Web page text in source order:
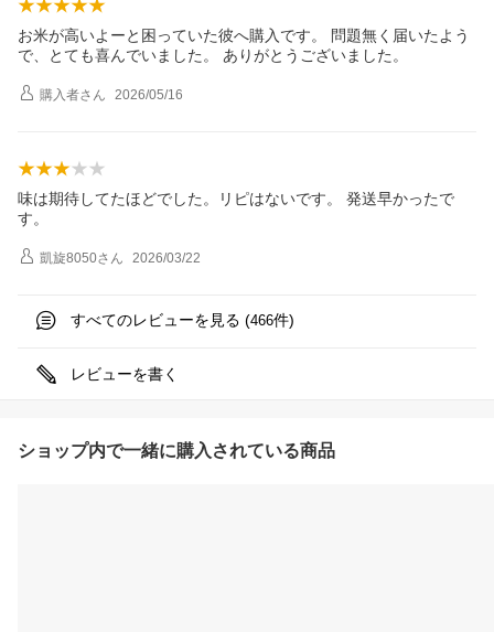
お米が高いよーと困っていた彼へ購入です。 問題無く届いたよう
で、とても喜んでいました。 ありがとうございました。
購入者さん 2026/05/16
味は期待してたほどでした。リピはないです。 発送早かったで
す。
凱旋8050さん 2026/03/22
すべてのレビューを見る (466件)
レビューを書く
ショップ内で一緒に購入されている商品